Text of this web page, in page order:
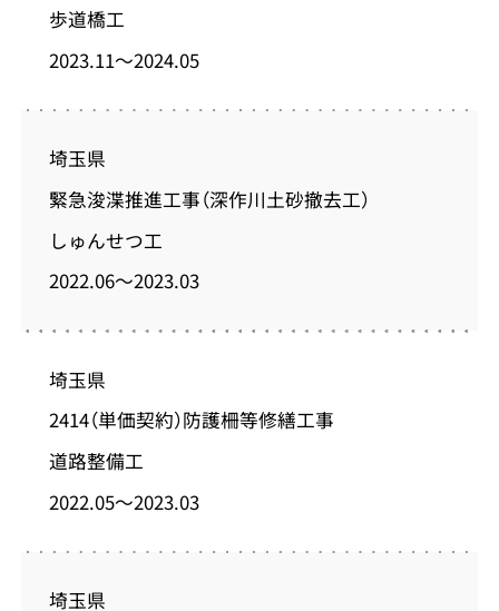
歩道橋工
2023.11～2024.05
埼玉県
緊急浚渫推進工事（深作川土砂撤去工）
しゅんせつ工
2022.06～2023.03
埼玉県
2414（単価契約）防護柵等修繕工事
道路整備工
2022.05～2023.03
埼玉県